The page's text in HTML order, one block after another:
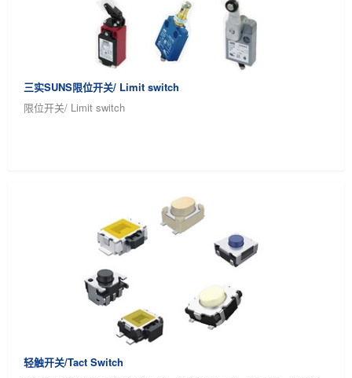
三实SUNS限位开关/ Limit switch
限位开关/ Limit switch
轻触开关/Tact Switch